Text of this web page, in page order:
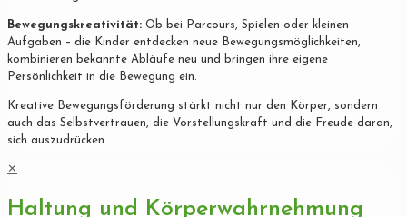
Bewegungskreativität: Ob bei Parcours, Spielen oder kleinen
Aufgaben – die Kinder entdecken neue Bewegungsmöglichkeiten,
kombinieren bekannte Abläufe neu und bringen ihre eigene
Persönlichkeit in die Bewegung ein.
Kreative Bewegungsförderung stärkt nicht nur den Körper, sondern
auch das Selbstvertrauen, die Vorstellungskraft und die Freude daran,
sich auszudrücken.
✕
Haltung und Körperwahrnehmung